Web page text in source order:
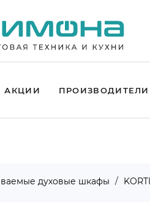
АКЦИИ ПРОИЗВОДИТЕЛИ
духовые шкафы